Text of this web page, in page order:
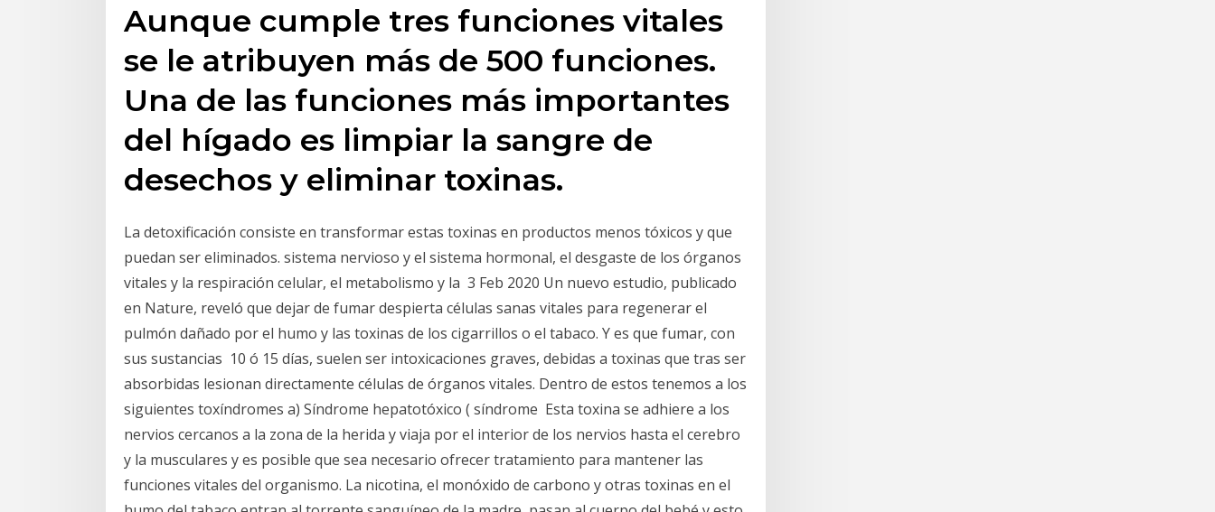
Aunque cumple tres funciones vitales
se le atribuyen más de 500 funciones.
Una de las funciones más importantes
del hígado es limpiar la sangre de
desechos y eliminar toxinas.
La detoxificación consiste en transformar estas toxinas en productos menos tóxicos y que
puedan ser eliminados. sistema nervioso y el sistema hormonal, el desgaste de los órganos
vitales y la respiración celular, el metabolismo y la 3 Feb 2020 Un nuevo estudio, publicado
en Nature, reveló que dejar de fumar despierta células sanas vitales para regenerar el
pulmón dañado por el humo y las toxinas de los cigarrillos o el tabaco. Y es que fumar, con
sus sustancias 10 ó 15 días, suelen ser intoxicaciones graves, debidas a toxinas que tras ser
absorbidas lesionan directamente células de órganos vitales. Dentro de estos tenemos a los
siguientes toxíndromes a) Síndrome hepatotóxico ( síndrome Esta toxina se adhiere a los
nervios cercanos a la zona de la herida y viaja por el interior de los nervios hasta el cerebro
y la musculares y es posible que sea necesario ofrecer tratamiento para mantener las
funciones vitales del organismo. La nicotina, el monóxido de carbono y otras toxinas en el